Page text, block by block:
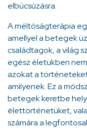
elbúcsúzásra.
A méltóságterápia
amellyel a betegek
családtagok, a világ
egész életükben
azokat a
amilyenek. Ez a
betegek keretbe
élettörténetüket,
számára a